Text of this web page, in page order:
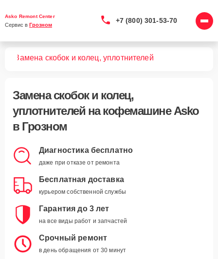
Asko Remont Center
Сервис в Грозном
+7 (800) 301-53-70
Замена скобок и колец, уплотнителей
Замена скобок и колец,
уплотнителей на кофемашине Asko
в Грозном
Диагностика бесплатно
даже при отказе от ремонта
Бесплатная доставка
курьером собственной службы
Гарантия до 3 лет
на все виды работ и запчастей
Срочный ремонт
в день обращения от 30 минут